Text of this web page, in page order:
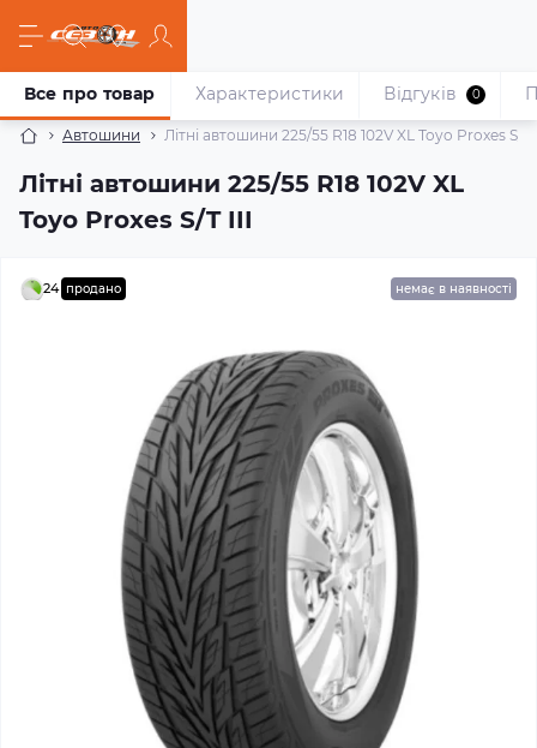
Автошини Літні автошини 225/55 R18 102V XL Toyo Proxes S/T
Літні автошини 225/55 R18 102V XL
Toyo Proxes S/T III
Все про товар Характеристики Відгуків 0
24 продано немає в наявності